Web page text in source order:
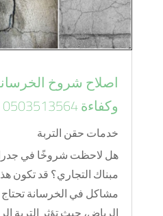
اصلاح شروخ
وكفاءة 0503513564
خدمات حقن التربة
هل لاحظت شروخًا في
مبناك التجاري؟ قد تكون
مشاكل في الخرسانة
الرياض، حيث تؤثر التربة